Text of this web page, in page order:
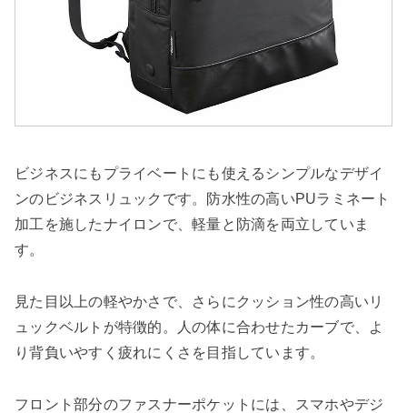
ビジネスにもプライベートにも使えるシンプルなデザイ
ンのビジネスリュックです。防水性の高いPUラミネート
加工を施したナイロンで、軽量と防滴を両立していま
す。
見た目以上の軽やかさで、さらにクッション性の高いリ
ュックベルトが特徴的。人の体に合わせたカーブで、よ
り背負いやすく疲れにくさを目指しています。
フロント部分のファスナーポケットには、スマホやデジ